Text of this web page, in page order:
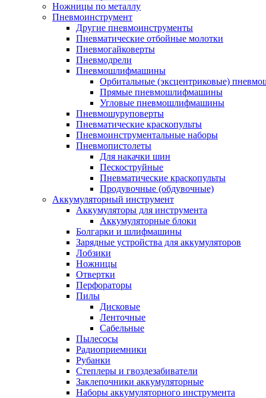
Ножницы по металлу
Пневмоинструмент
Другие пневмоинструменты
Пневматические отбойные молотки
Пневмогайковерты
Пневмодрели
Пневмошлифмашины
Орбитальные (эксцентриковые)
Прямые пневмошлифмашины
Угловые пневмошлифмашины
Пневмошуруповерты
Пневматические краскопульты
Пневмоинструментальные наборы
Пневмопистолеты
Для накачки шин
Пескоструйные
Пневматические краскопульты
Продувочные (обдувочные)
Аккумуляторный инструмент
Аккумуляторы для инструмента
Аккумуляторные блоки
Болгарки и шлифмашины
Зарядные устройства для аккумуляторов
Лобзики
Ножницы
Отвертки
Перфораторы
Пилы
Дисковые
Ленточные
Сабельные
Пылесосы
Радиоприемники
Рубанки
Степлеры и гвоздезабиватели
Заклепочники аккумуляторные
Наборы аккумуляторного инструмента